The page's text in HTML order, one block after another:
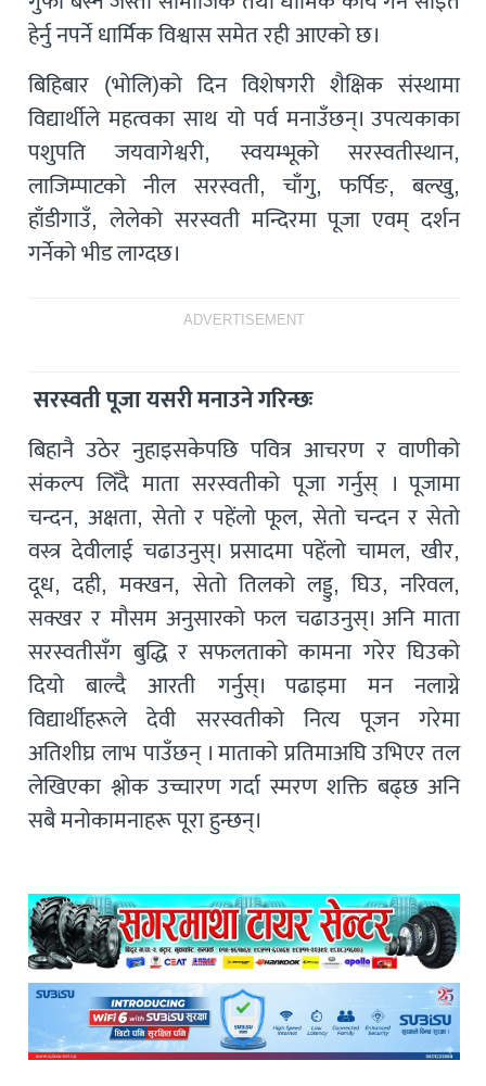
हेर्नु नपर्ने धार्मिक विश्वास समेत रही आएको छ।
बिहिबार (भोलि)को दिन विशेषगरी शैक्षिक संस्थामा
विद्यार्थीले महत्वका साथ यो पर्व मनाउँछन्। उपत्यकाका
पशुपति जयवागेश्वरी, स्वयम्भूको सरस्वतीस्थान,
लाजिम्पाटको नील सरस्वती, चाँगु, फर्पिङ, बल्खु,
हाँडीगाउँ, लेलेको सरस्वती मन्दिरमा पूजा एवम् दर्शन
गर्नेको भीड लाग्दछ।
ADVERTISEMENT
सरस्वती पूजा यसरी मनाउने गरिन्छः
बिहानै उठेर नुहाइसकेपछि पवित्र आचरण र वाणीको
संकल्प लिँदै माता सरस्वतीको पूजा गर्नुस् । पूजामा
चन्दन, अक्षता, सेतो र पहेंलो फूल, सेतो चन्दन र सेतो
वस्त्र देवीलाई चढाउनुस्। प्रसादमा पहेंलो चामल, खीर,
दूध, दही, मक्खन, सेतो तिलको लड्डु, घिउ, नरिवल,
सक्खर र मौसम अनुसारको फल चढाउनुस्। अनि माता
सरस्वतीसँग बुद्धि र सफलताको कामना गरेर घिउको
दियो बाल्दै आरती गर्नुस्। पढाइमा मन नलाग्ने
विद्यार्थीहरूले देवी सरस्वतीको नित्य पूजन गरेमा
अतिशीघ्र लाभ पाउँछन् । माताको प्रतिमाअघि उभिएर तल
लेखिएका श्लोक उच्चारण गर्दा स्मरण शक्ति बढ्छ अनि
सबै मनोकामनाहरू पूरा हुन्छन्।